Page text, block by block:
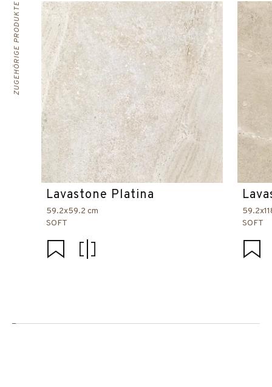
ZUGEHÖRIGE PRODUKTE
Lavastone Platina
59.2x59.2 cm
SOFT
SOFT